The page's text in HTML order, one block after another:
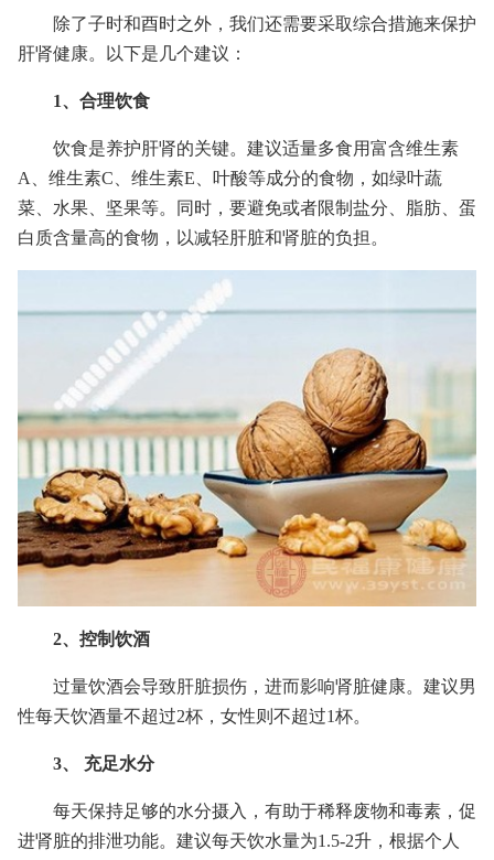
除了子时和酉时之外，我们还需要采取综合措施来保护
肝肾健康。以下是几个建议：
1、合理饮食
饮食是养护肝肾的关键。建议适量多食用富含维生素
A、维生素C、维生素E、叶酸等成分的食物，如绿叶蔬
菜、水果、坚果等。同时，要避免或者限制盐分、脂肪、蛋
白质含量高的食物，以减轻肝脏和肾脏的负担。
2、控制饮酒
过量饮酒会导致肝脏损伤，进而影响肾脏健康。建议男
性每天饮酒量不超过2杯，女性则不超过1杯。
3、 充足水分
每天保持足够的水分摄入，有助于稀释废物和毒素，促
进肾脏的排泄功能。建议每天饮水量为1.5-2升，根据个人